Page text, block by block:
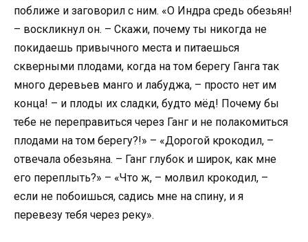
поближе и заговорил с ним. «О Индра средь обезьян!
– воскликнул он. – Скажи, почему ты никогда не
покидаешь привычного места и питаешься
скверными плодами, когда на том берегу Ганга так
много деревьев манго и лабуджа, – просто нет им
конца! – и плоды их сладки, будто мёд! Почему бы
тебе не переправиться через Ганг и не полакомиться
плодами на том берегу?!» – «Дорогой крокодил, –
отвечала обезьяна. – Ганг глубок и широк, как мне
его переплыть?» – «Что ж, – молвил крокодил, –
если не побоишься, садись мне на спину, и я
перевезу тебя через реку».